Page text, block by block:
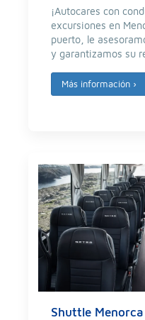
¡Autocares con
excursiones en
puerto, le
y garantizamos su
Más información ›
Shuttle Menorca